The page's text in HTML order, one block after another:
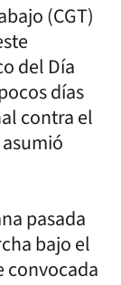
(CGT)
del Día
días
contra el
pasada
bajo el
convocada